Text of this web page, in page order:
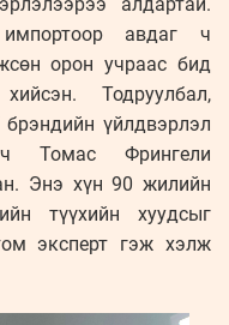
авдаг ч
орон учраас бид
Тодруулбал,
үйлдвэрлэл
Томас Фрингели
Энэ хүн 90 жилийн
түүхийн хуудсыг
эксперт гэж хэлж